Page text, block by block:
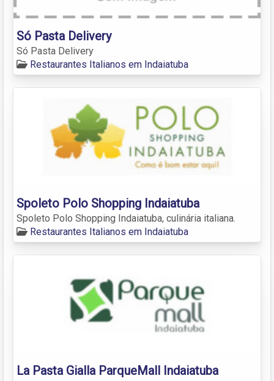
Só Pasta Delivery
Só Pasta Delivery
Restaurantes Italianos em Indaiatuba
Spoleto Polo Shopping Indaiatuba
Spoleto Polo Shopping Indaiatuba, culinária italiana.
Restaurantes Italianos em Indaiatuba
La Pasta Gialla ParqueMall Indaiatuba